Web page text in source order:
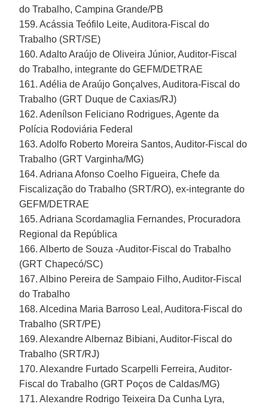
do Trabalho, Campina Grande/PB
159. Acássia Teófilo Leite, Auditora-Fiscal do
Trabalho (SRT/SE)
160. Adalto Araújo de Oliveira Júnior, Auditor-Fiscal
do Trabalho, integrante do GEFM/DETRAE
161. Adélia de Araújo Gonçalves, Auditora-Fiscal do
Trabalho (GRT Duque de Caxias/RJ)
162. Adenílson Feliciano Rodrigues, Agente da
Polícia Rodoviária Federal
163. Adolfo Roberto Moreira Santos, Auditor-Fiscal do
Trabalho (GRT Varginha/MG)
164. Adriana Afonso Coelho Figueira, Chefe da
Fiscalização do Trabalho (SRT/RO), ex-integrante do
GEFM/DETRAE
165. Adriana Scordamaglia Fernandes, Procuradora
Regional da República
166. Alberto de Souza -Auditor-Fiscal do Trabalho
(GRT Chapecó/SC)
167. Albino Pereira de Sampaio Filho, Auditor-Fiscal
do Trabalho
168. Alcedina Maria Barroso Leal, Auditora-Fiscal do
Trabalho (SRT/PE)
169. Alexandre Albernaz Bibiani, Auditor-Fiscal do
Trabalho (SRT/RJ)
170. Alexandre Furtado Scarpelli Ferreira, Auditor-
Fiscal do Trabalho (GRT Poços de Caldas/MG)
171. Alexandre Rodrigo Teixeira Da Cunha Lyra,